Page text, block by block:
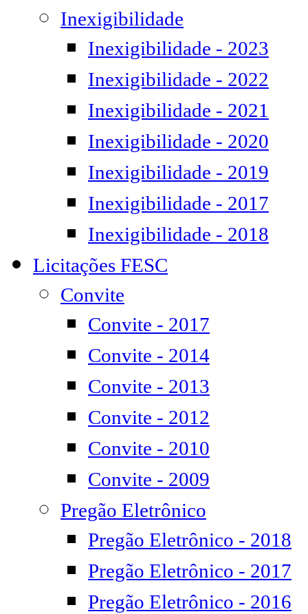
Inexigibilidade
Inexigibilidade - 2023
Inexigibilidade - 2022
Inexigibilidade - 2021
Inexigibilidade - 2020
Inexigibilidade - 2019
Inexigibilidade - 2017
Inexigibilidade - 2018
Licitações FESC
Convite
Convite - 2017
Convite - 2014
Convite - 2013
Convite - 2012
Convite - 2010
Convite - 2009
Pregão Eletrônico
Pregão Eletrônico - 2018
Pregão Eletrônico - 2017
Pregão Eletrônico - 2016